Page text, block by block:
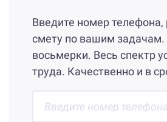
Введите номер телефона,
смету по вашим задачам.
восьмерки. Весь спектр
труда. Качественно и в